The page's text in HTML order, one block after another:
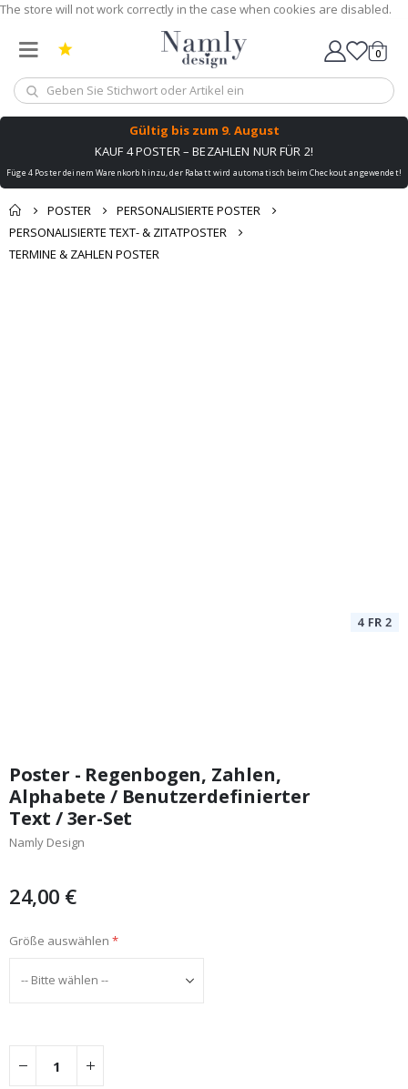
The store will not work correctly in the case when cookies are disabled.
Wagen
0
Gültig bis zum 9. August
KAUF 4 POSTER – BEZAHLEN NUR FÜR 2!
Füge 4 Poster deinem Warenkorb hinzu, der Rabatt wird automatisch beim Checkout angewendet!
POSTER
PERSONALISIERTE POSTER
PERSONALISIERTE TEXT- & ZITATPOSTER
TERMINE & ZAHLEN POSTER
Poster - Regenbogen, Zahlen,
Alphabete / Benutzerdefinierter
Text / 3er-Set
Namly Design
24,00 €
Größe auswählen